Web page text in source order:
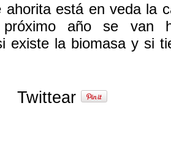
ahorita está en veda la
año se van
existe la biomasa y si
Twittear